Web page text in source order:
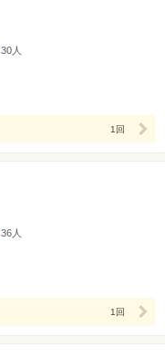
30人
1回
36人
1回